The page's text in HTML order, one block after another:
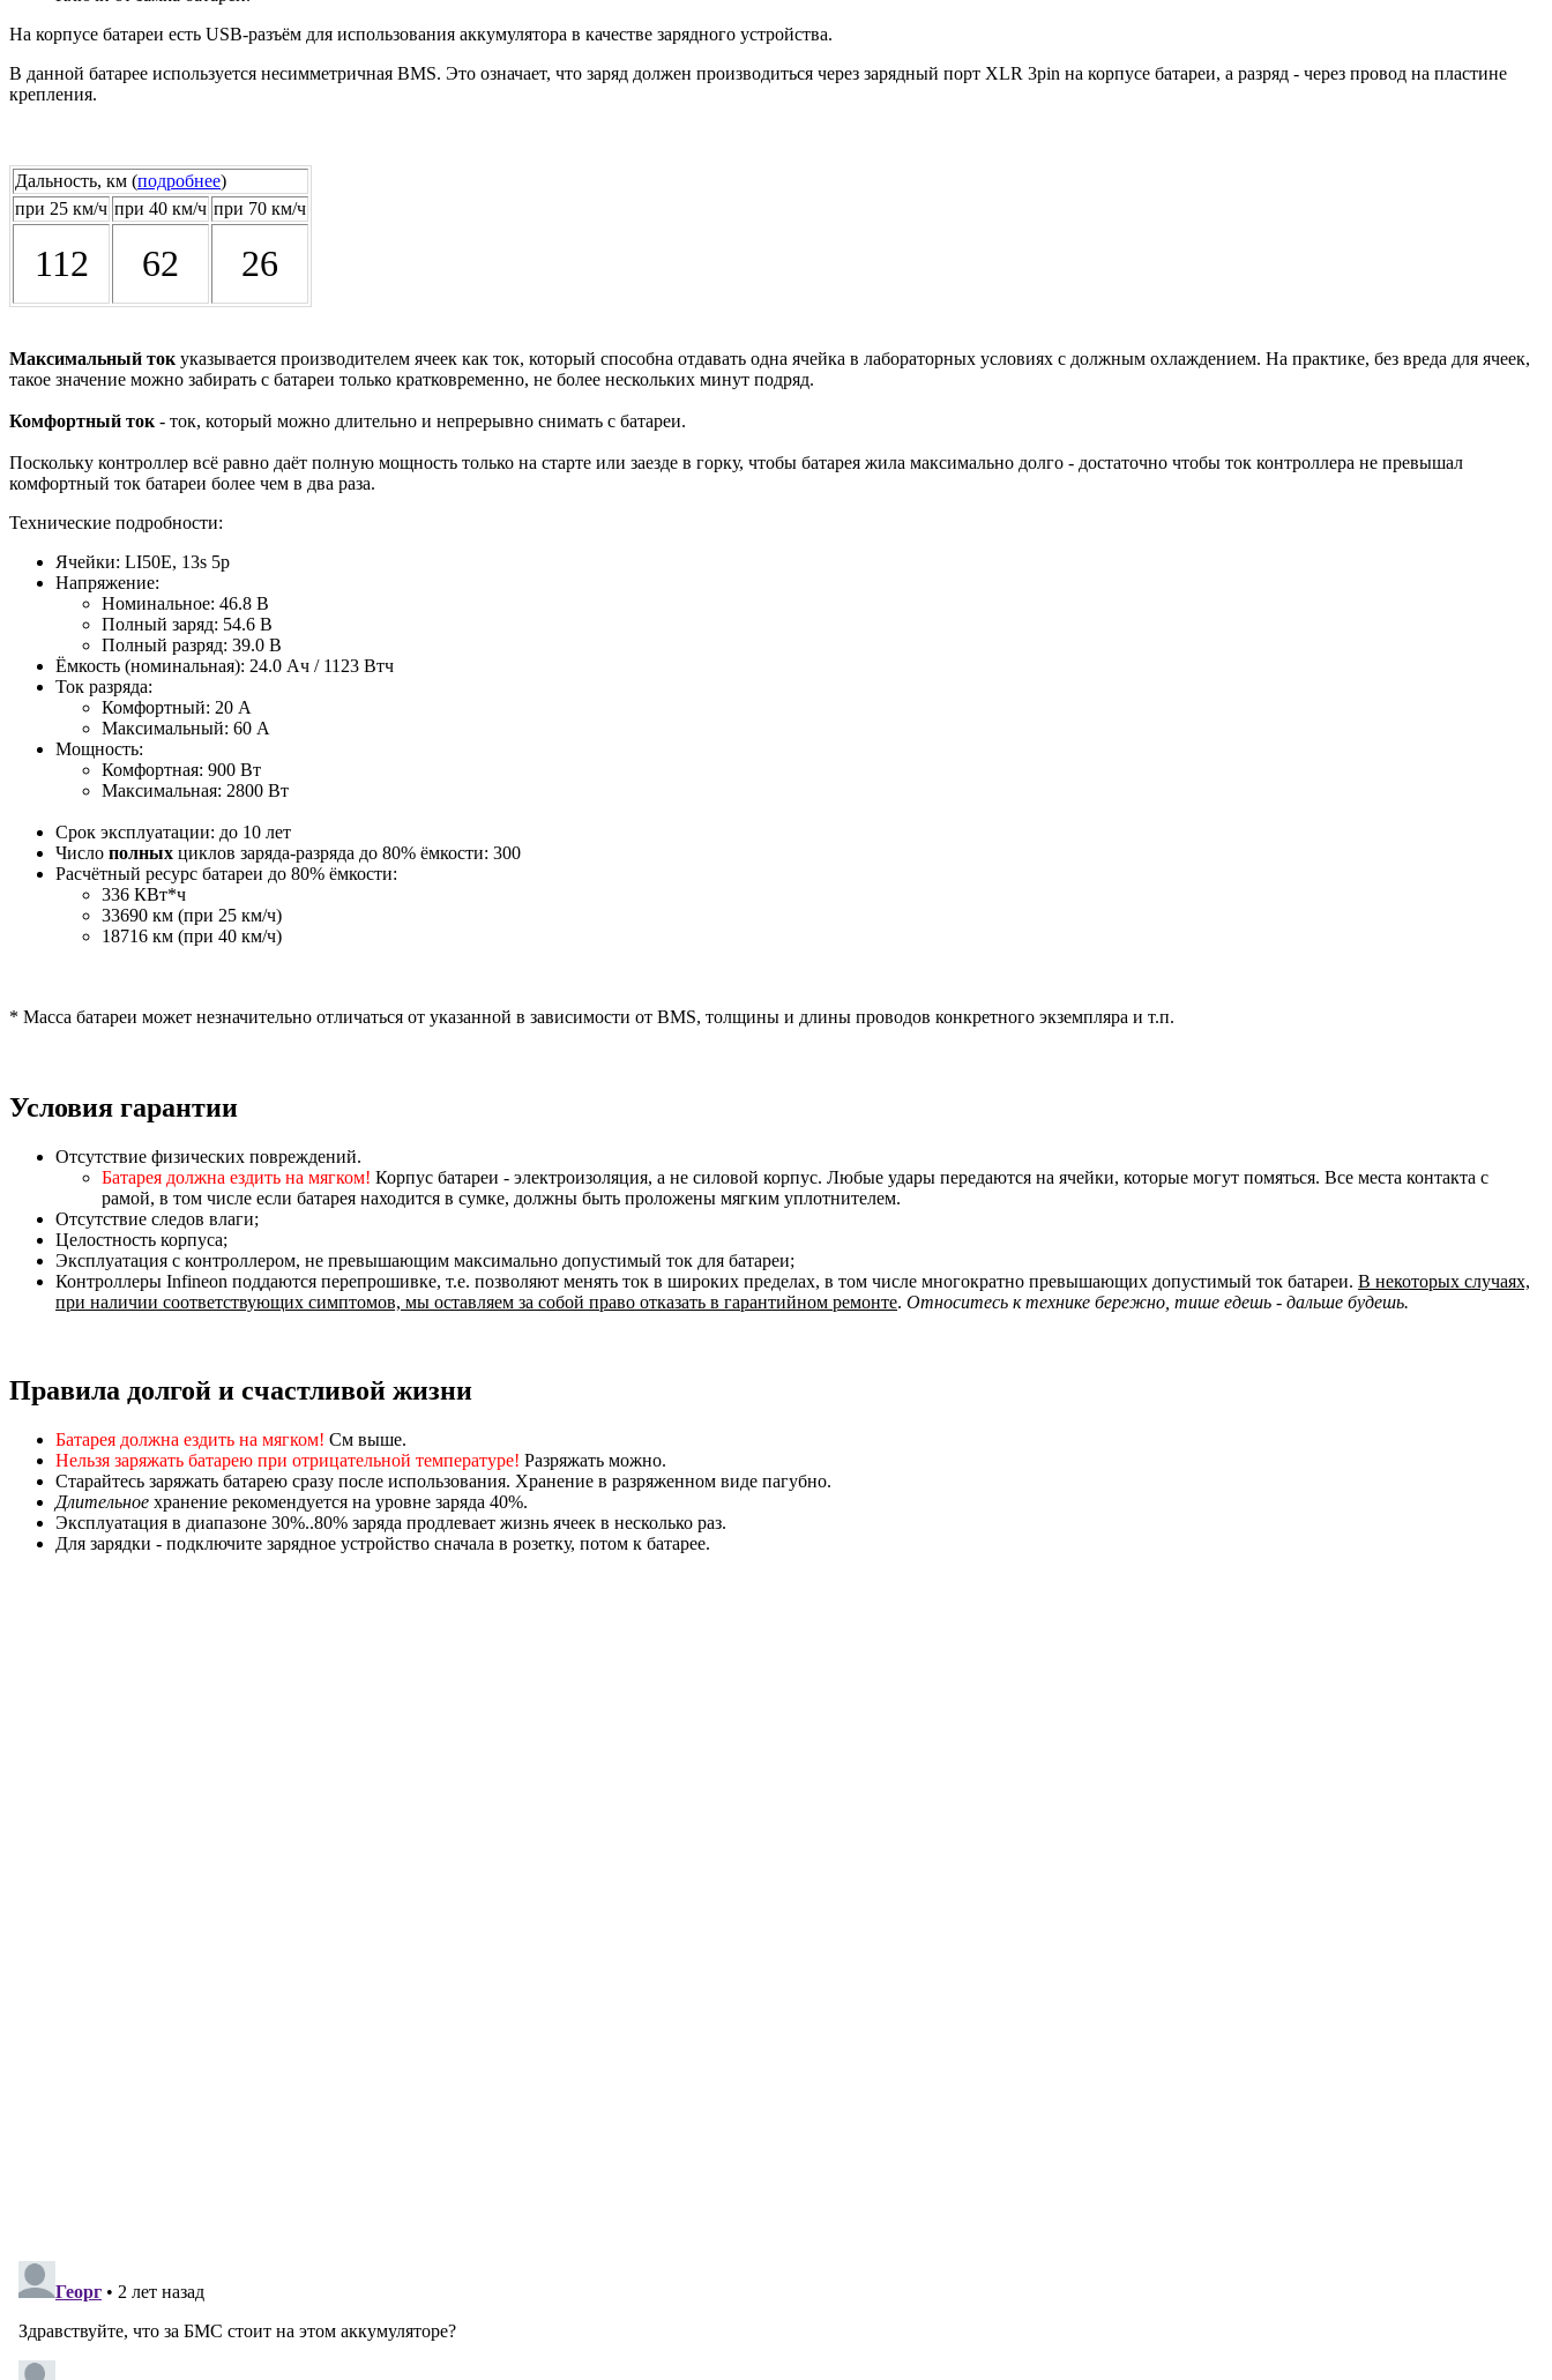
На корпусе батареи есть USB-разъём для использования аккумулятора в качестве зарядного устройства.
В данной батарее используется несимметричная BMS. Это означает, что заряд должен производиться через зарядный порт XLR 3pin на корпусе батареи, а разряд - через провод на пластине
крепления.
Дальность, км (подробнее)
при 25 км/ч при 40 км/ч при 70 км/ч
112 62 26
Максимальный ток указывается производителем ячеек как ток, который способна отдавать одна ячейка в лабораторных условиях с должным охлаждением. На практике, без вреда для ячеек,
такое значение можно забирать с батареи только кратковременно, не более нескольких минут подряд.
Комфортный ток - ток, который можно длительно и непрерывно снимать с батареи.
Поскольку контроллер всё равно даёт полную мощность только на старте или заезде в горку, чтобы батарея жила максимально долго - достаточно чтобы ток контроллера не превышал
комфортный ток батареи более чем в два раза.
Технические подробности:
Ячейки: LI50E, 13s 5p
Напряжение:
Номинальное: 46.8 В
Полный заряд: 54.6 В
Полный разряд: 39.0 В
Ёмкость (номинальная): 24.0 Ач / 1123 Втч
Ток разряда:
Комфортный: 20 A
Максимальный: 60 A
Мощность:
Комфортная: 900 Вт
Максимальная: 2800 Вт
Срок эксплуатации: до 10 лет
Число полных циклов заряда-разряда до 80% ёмкости: 300
Расчётный ресурс батареи до 80% ёмкости:
336 КВт*ч
33690 км (при 25 км/ч)
18716 км (при 40 км/ч)
* Масса батареи может незначительно отличаться от указанной в зависимости от BMS, толщины и длины проводов конкретного экземпляра и т.п.
Условия гарантии
Отсутствие физических повреждений.
Батарея должна ездить на мягком! Корпус батареи - электроизоляция, а не силовой корпус. Любые удары передаются на ячейки, которые могут помяться. Все места контакта с
рамой, в том числе если батарея находится в сумке, должны быть проложены мягким уплотнителем.
Отсутствие следов влаги;
Целостность корпуса;
Эксплуатация с контроллером, не превышающим максимально допустимый ток для батареи;
Контроллеры Infineon поддаются перепрошивке, т.е. позволяют менять ток в широких пределах, в том числе многократно превышающих допустимый ток батареи. В некоторых случаях,
при наличии соответствующих симптомов, мы оставляем за собой право отказать в гарантийном ремонте. Относитесь к технике бережно, тише едешь - дальше будешь.
Правила долгой и счастливой жизни
Батарея должна ездить на мягком! См выше.
Нельзя заряжать батарею при отрицательной температуре! Разряжать можно.
Старайтесь заряжать батарею сразу после использования. Хранение в разряженном виде пагубно.
Длительное хранение рекомендуется на уровне заряда 40%.
Эксплуатация в диапазоне 30%..80% заряда продлевает жизнь ячеек в несколько раз.
Для зарядки - подключите зарядное устройство сначала в розетку, потом к батарее.